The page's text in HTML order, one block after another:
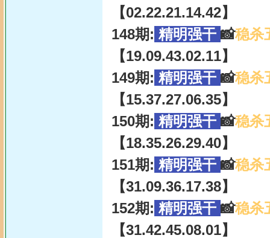
【02.22.21.14.42】
148期: 精明强干 📸稳杀
【19.09.43.02.11】
149期: 精明强干 📸稳杀
【15.37.27.06.35】
150期: 精明强干 📸稳杀
【18.35.26.29.40】
151期: 精明强干 📸稳杀
【31.09.36.17.38】
152期: 精明强干 📸稳杀
【31.42.45.08.01】